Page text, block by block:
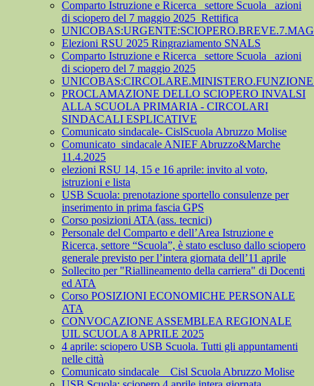
Comparto Istruzione e Ricerca_ settore Scuola_ azioni
di sciopero del 7 maggio 2025_Rettifica
Elezioni RSU 2025 Ringraziamento SNALS
Comparto Istruzione e Ricerca_ settore Scuola_ azioni
di sciopero del 7 maggio 2025
PROCLAMAZIONE DELLO SCIOPERO INVALSI
ALLA SCUOLA PRIMARIA - CIRCOLARI
SINDACALI ESPLICATIVE
Comunicato sindacale- CislScuola Abruzzo Molise
Comunicato_sindacale ANIEF Abruzzo&Marche
11.4.2025
elezioni RSU 14, 15 e 16 aprile: invito al voto,
istruzioni e lista
USB Scuola: prenotazione sportello consulenze per
inserimento in prima fascia GPS
Corso posizioni ATA (ass. tecnici)
Personale del Comparto e dell’Area Istruzione e
Ricerca, settore “Scuola”, è stato escluso dallo sciopero
generale previsto per l’intera giornata dell’11 aprile
Sollecito per "Riallineamento della carriera" di Docenti
ed ATA
Corso POSIZIONI ECONOMICHE PERSONALE
ATA
CONVOCAZIONE ASSEMBLEA REGIONALE
UIL SCUOLA 8 APRILE 2025
4 aprile: sciopero USB Scuola. Tutti gli appuntamenti
nelle città
Comunicato sindacale _ Cisl Scuola Abruzzo Molise